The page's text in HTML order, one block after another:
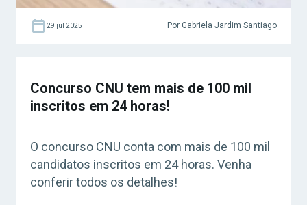
29 jul 2025 Por Gabriela Jardim Santiago
Concurso CNU tem mais de 100 mil
inscritos em 24 horas!
O concurso CNU conta com mais de 100 mil
candidatos inscritos em 24 horas. Venha
conferir todos os detalhes!